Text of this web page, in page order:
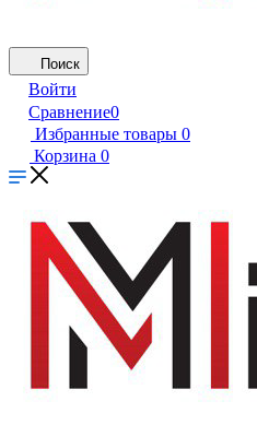
Поиск
Войти
Сравнение0
Избранные товары 0
Корзина 0